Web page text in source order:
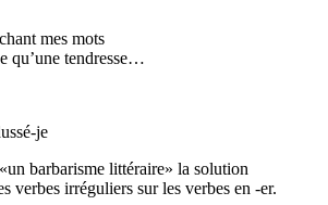
mes mots
qu’une tendresse…
je
barbarisme littéraire» la solution
verbes irréguliers sur les verbes en -er.